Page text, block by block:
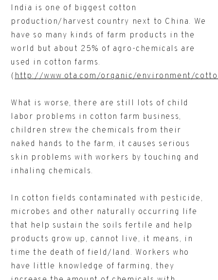
India is one of biggest cotton
production/harvest country next to China. We
have so many kinds of farm products in the
world but about 25% of agro-chemicals are
used in cotton farms.
(http://www.ota.com/organic/environment/
What is worse, there are still lots of child
labor problems in cotton farm business,
children strew the chemicals from their
naked hands to the farm, it causes serious
skin problems with workers by touching and
inhaling chemicals.
In cotton fields contaminated with pesticide,
microbes and other naturally occurring life
that help sustain the soils fertile and help
products grow up, cannot live, it means, in
time the death of field/land. Workers who
have little knowledge of farming, they